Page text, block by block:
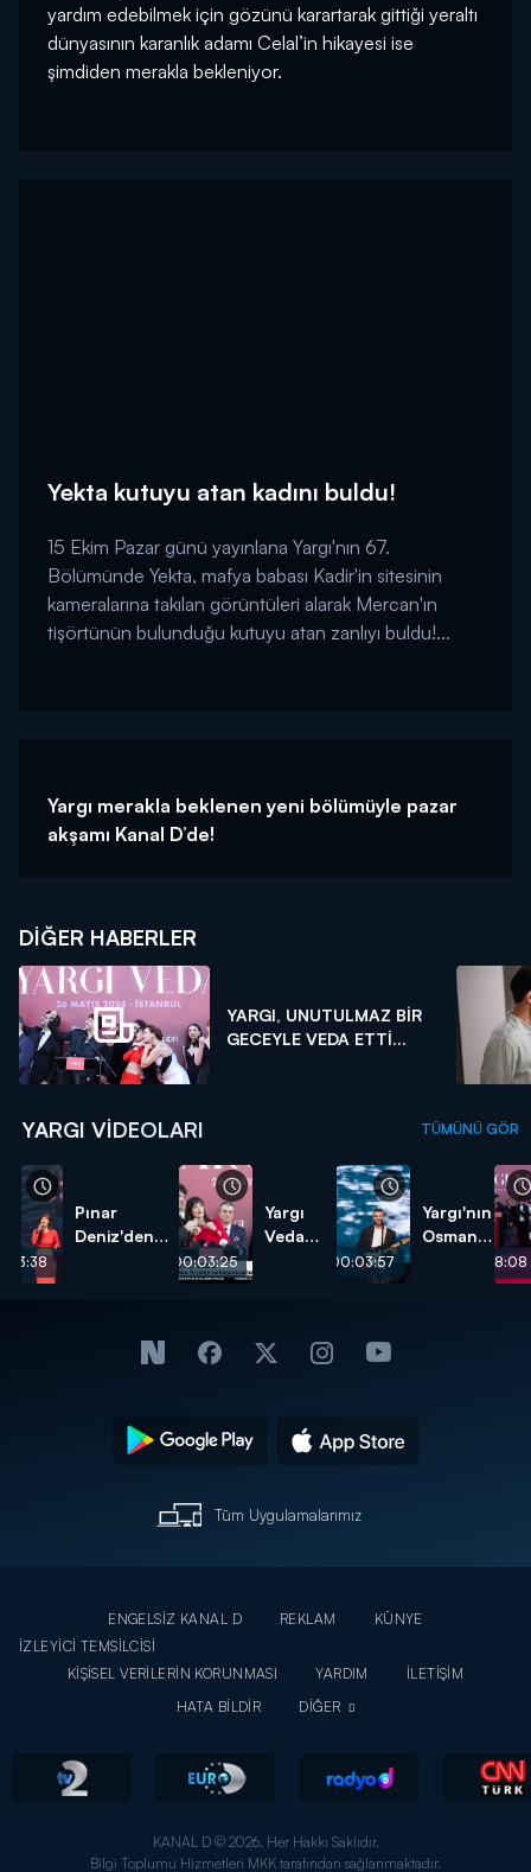
yardım edebilmek için gözünü karartarak gittiği yeraltı
dünyasının karanlık adamı Celal’in hikayesi ise
şimdiden merakla bekleniyor.
Yekta kutuyu atan kadını buldu!
15 Ekim Pazar günü yayınlana Yargı'nın 67.
Bölümünde Yekta, mafya babası Kadir'in sitesinin
kameralarına takılan görüntüleri alarak Mercan'ın
tişörtünün bulunduğu kutuyu atan zanlıyı buldu!...
Yargı merakla beklenen yeni bölümüyle pazar
akşamı Kanal D’de!
DIĞER HABERLER
YARGI, UNUTULMAZ BİR
GECEYLE VEDA ETTİ...
YARGI VIDEOLARI TÜMÜNÜ GÖR
Pınar
Deniz'den
00:03:25
Yargı
Veda
Haber
00:03:57
Yargı'nın
Osman'ı
00:08:08
Tüm Uygulamalarımız
ENGELSİZ KANAL D REKLAM
KÜNYE
İZLEYİCİ TEMSİLCİSİ
KİŞİSEL VERİLERİN KORUNMASI
YARDIM
İLETİŞİM
HATA BİLDİR
DİĞER
KANAL D © 2026. Her Hakkı Saklıdır.
Bilgi Toplumu Hizmetleri MKK tarafından sağlanmaktadır.